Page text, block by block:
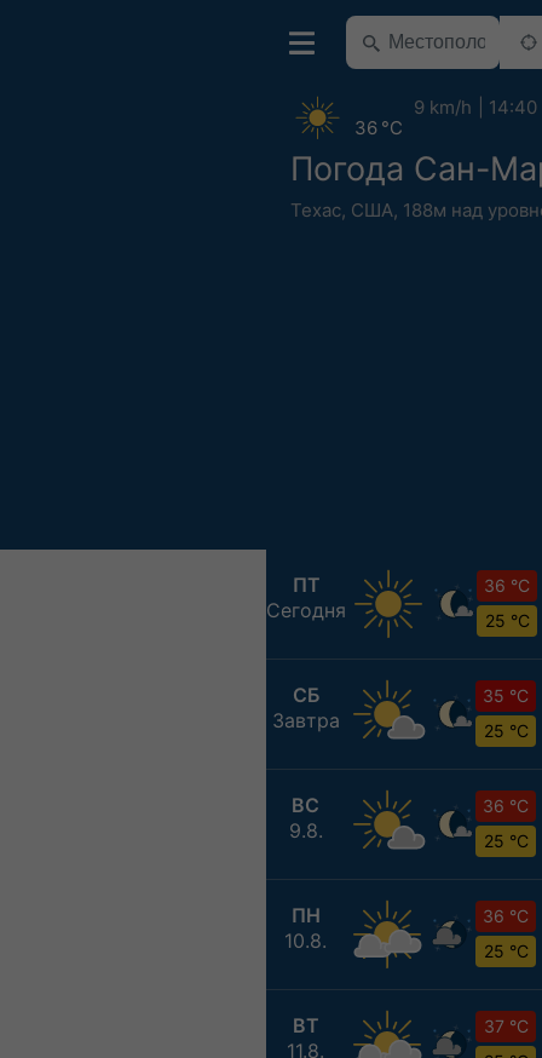
Погода Сан-
Техас, США, 188м над
36 °C
9 km/h 14:40
ПТ
Сегодня
36 °C
25 °C
СБ
Завтра
35 °C
25 °C
ВС
9.8.
36 °C
25 °C
ПН
10.8.
36 °C
25 °C
ВТ
11.8.
37 °C